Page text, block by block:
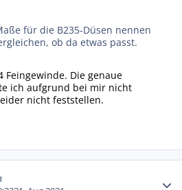
für die B235-Düsen nennen
ob da etwas passt.
Feingewinde. Die genaue
ich aufgrund bei mir nicht
nicht feststellen.